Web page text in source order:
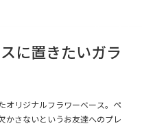
に置きたいガラ
オリジナルフラワーベース。ペ
かさないというお友達へのプレ